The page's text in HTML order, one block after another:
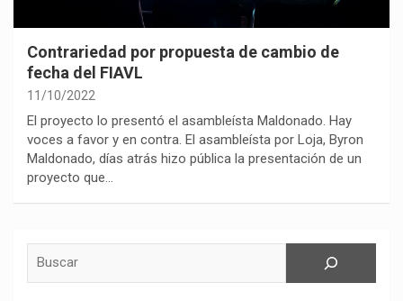
Contrariedad por propuesta de cambio de
fecha del FIAVL
11/10/2022
El proyecto lo presentó el asambleísta Maldonado. Hay
voces a favor y en contra. El asambleísta por Loja, Byron
Maldonado, días atrás hizo pública la presentación de un
proyecto que…